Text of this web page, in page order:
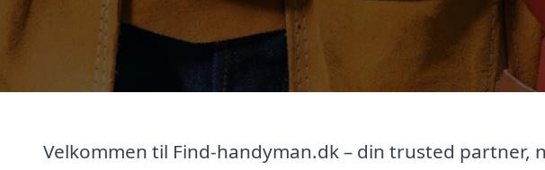
Velkommen til Find-handyman.dk – din trusted partner,